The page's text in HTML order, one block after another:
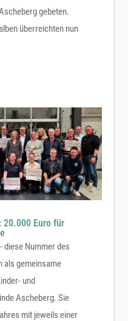
gebeten.
überreichten nun
Euro für
diese Nummer des
als gemeinsame
und
Ascheberg. Sie
mit jeweils einer